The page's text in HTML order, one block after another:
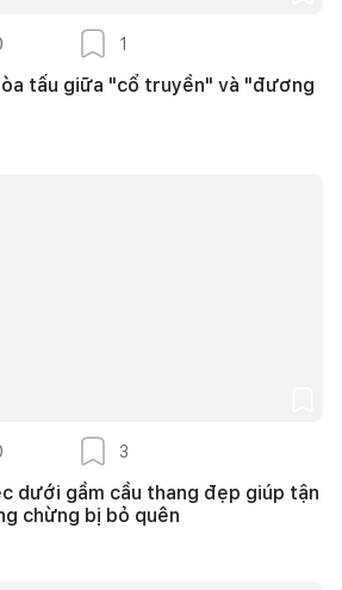
1
tấu giữa "cổ truyền" và "đương
3
dưới gầm cầu thang đẹp giúp tận
chừng bị bỏ quên